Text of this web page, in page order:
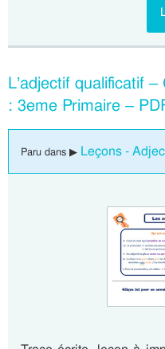
L’adjectif qualificatif
: 3eme Primaire –
Paru dans ▶ Leçons -